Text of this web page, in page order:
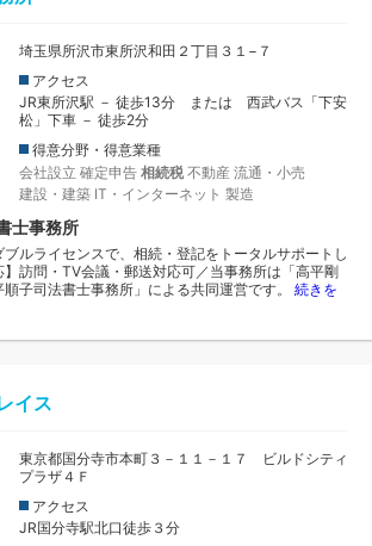
埼玉県所沢市東所沢和田２丁目３１−７
アクセス
JR東所沢駅 － 徒歩13分 または 西武バス「下安
松」下車 － 徒歩2分
得意分野・得意業種
会社設立 確定申告 相続税 不動産 流通・小売
建設・建築 IT・インターネット 製造
士事務所
ルライセンスで、相続・登記をトータルサポートし
】訪問・TV会議・郵送対応可／当事務所は「高平剛
子司法書士事務所」による共同運営です。 続きを
イス
東京都国分寺市本町３－１１－１７ ビルドシティ
プラザ４Ｆ
アクセス
JR国分寺駅北口徒歩３分